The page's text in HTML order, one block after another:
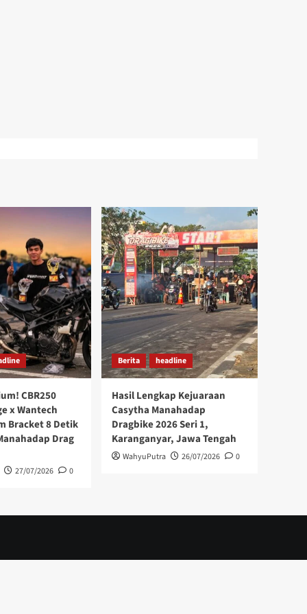
5
Berita
Hasil Lengkap Kejuaraan
Casytha Manahadap
Dragbike 2026 Seri 1,
Karanganyar, Jawa
Tengah
CBR250
x Wantech
Bracket 8 Detik
Drag
27/07/2026 0
Berita headline
Hasil Lengkap Kejuaraan
Casytha Manahadap
Dragbike 2026 Seri 1,
Karanganyar, Jawa Tengah
WahyuPutra 26/07/2026 0